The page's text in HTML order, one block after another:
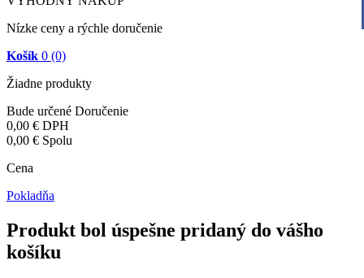
Nízke ceny a rýchle doručenie
Košík 0 (0)
Žiadne produkty
Bude určené Doručenie
0,00 € DPH
0,00 € Spolu
Cena
Pokladňa
Produkt bol úspešne pridaný do vášho
košíku